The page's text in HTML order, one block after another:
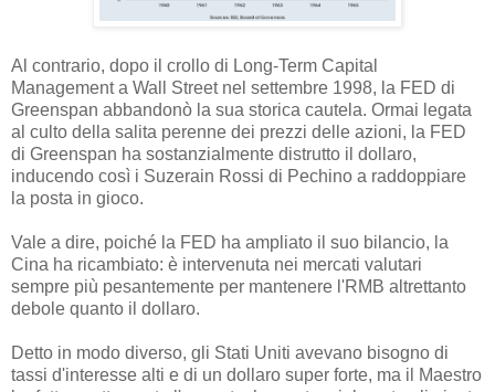
Al contrario, dopo il crollo di Long-Term Capital
Management a Wall Street nel settembre 1998, la FED di
Greenspan abbandonò la sua storica cautela. Ormai legata
al culto della salita perenne dei prezzi delle azioni, la FED
di Greenspan ha sostanzialmente distrutto il dollaro,
inducendo così i Suzerain Rossi di Pechino a raddoppiare
la posta in gioco.
Vale a dire, poiché la FED ha ampliato il suo bilancio, la
Cina ha ricambiato: è intervenuta nei mercati valutari
sempre più pesantemente per mantenere l'RMB altrettanto
debole quanto il dollaro.
Detto in modo diverso, gli Stati Uniti avevano bisogno di
tassi d'interesse alti e di un dollaro super forte, ma il Maestro